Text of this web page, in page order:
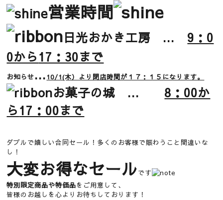
営業時間
日光おかき工房 ...
9：0
0から17：30まで
お知らせ...10/1(木）より閉店時間が１７：１５になります。
お菓子の城 ... 8：00か
ら17：00まで
ダブルで嬉しい合同セール！多くのお客様で賑わうこと間違いな
し！
大変お得なセールです
特別限定商品や特価品をご用意して、
皆様のお越しを心よりお待ちしております！